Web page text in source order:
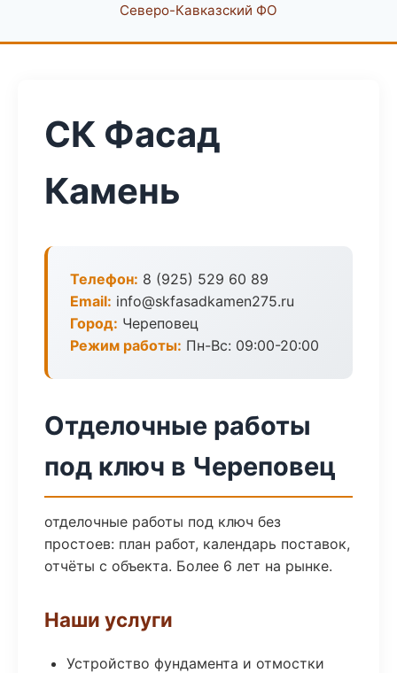
Северо-Кавказский ФО
СК Фасад
Камень
Телефон: 8 (925) 529 60 89
Email: info@skfasadkamen275.ru
Город: Череповец
Режим работы: Пн-Вс: 09:00-20:00
Отделочные работы
под ключ в Череповец
отделочные работы под ключ без
простоев: план работ, календарь поставок,
отчёты с объекта. Более 6 лет на рынке.
Наши услуги
Устройство фундамента и отмостки